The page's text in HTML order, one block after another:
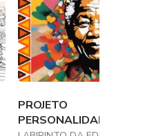
PROJETO
PERSONALIDADES NEGRAS